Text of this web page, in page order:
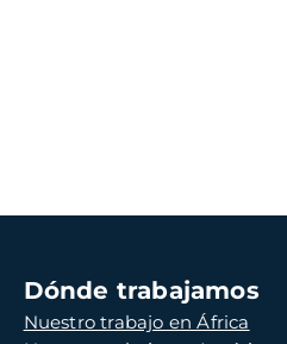
Dónde trabajamos
Nuestro trabajo en África